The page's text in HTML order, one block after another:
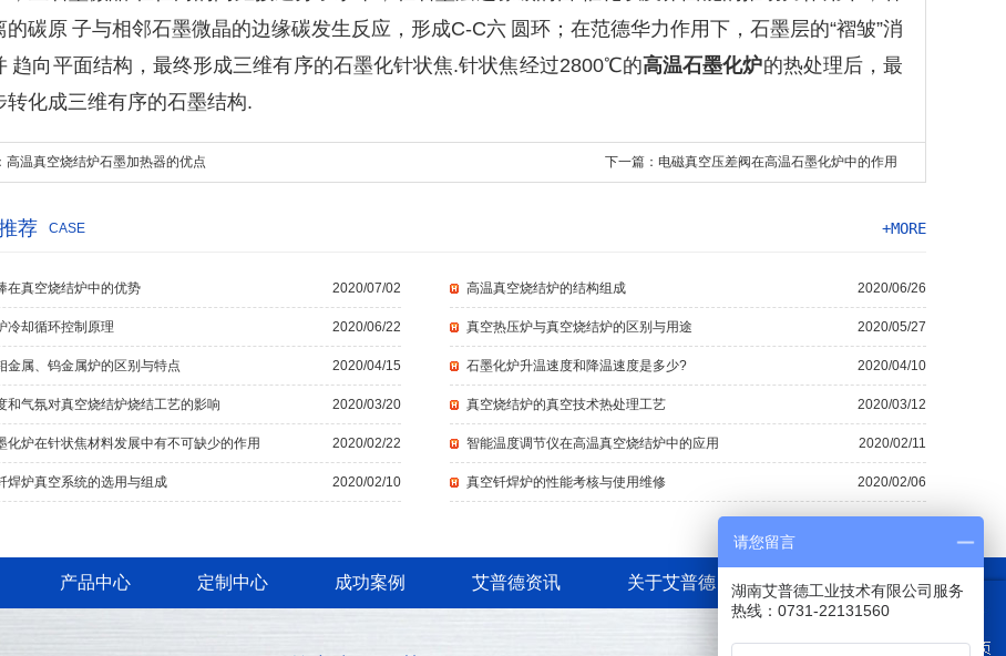
的碳原 子与相邻石墨微晶的边缘碳发生反应，形成C-C六 圆环；在范德华力作用下，石墨层的“褶皱”消
趋向平面结构，最终形成三维有序的石墨化针状焦.针状焦经过2800℃的高温石墨化炉的热处理后，最
转化成三维有序的石墨结构.
高温真空烧结炉石墨加热器的优点 下一篇：电磁真空压差阀在高温石墨化炉中的作用
荐 CASE +MORE
在真空烧结炉中的优势 2020/07/02 高温真空烧结炉的结构组成 2020/06/26
冷却循环控制原理 2020/06/22 真空热压炉与真空烧结炉的区别与用途 2020/05/27
金属、钨金属炉的区别与特点 2020/04/15 石墨化炉升温速度和降温速度是多少? 2020/04/10
和气氛对真空烧结炉烧结工艺的影响 2020/03/20 真空烧结炉的真空技术热处理工艺 2020/03/12
化炉在针状焦材料发展中有不可缺少的作用 2020/02/22 智能温度调节仪在高温真空烧结炉中的应用 2020/02/11
焊炉真空系统的选用与组成 2020/02/10 真空钎焊炉的性能考核与使用维修 2020/02/06
产品中心 定制中心 成功案例 艾普德资讯 关于艾普德 联系我们
请您留言
湖南艾普德工业技术有限公司服务
热线：0731-22131560